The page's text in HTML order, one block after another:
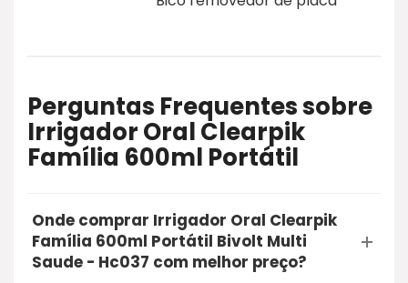
Perguntas Frequentes sobre
Irrigador Oral Clearpik
Família 600ml Portátil
Onde comprar Irrigador Oral Clearpik
Família 600ml Portátil Bivolt Multi
Saude - Hc037 com melhor preço?